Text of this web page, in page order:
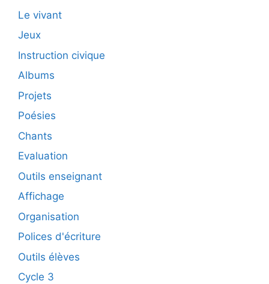
Le vivant
Jeux
Instruction civique
Albums
Projets
Poésies
Chants
Evaluation
Outils enseignant
Affichage
Organisation
Polices d'écriture
Outils élèves
Cycle 3